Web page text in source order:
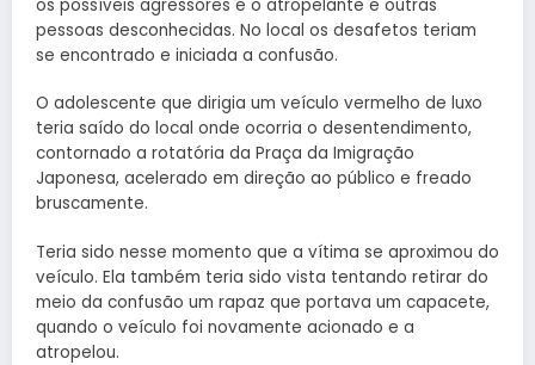
os possíveis agressores e o atropelante e outras
pessoas desconhecidas. No local os desafetos teriam
se encontrado e iniciada a confusão.
O adolescente que dirigia um veículo vermelho de luxo
teria saído do local onde ocorria o desentendimento,
contornado a rotatória da Praça da Imigração
Japonesa, acelerado em direção ao público e freado
bruscamente.
Teria sido nesse momento que a vítima se aproximou do
veículo. Ela também teria sido vista tentando retirar do
meio da confusão um rapaz que portava um capacete,
quando o veículo foi novamente acionado e a
atropelou.